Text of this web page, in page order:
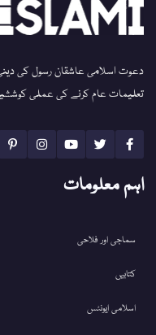
دعوت اسلامی عاشقان رسول کی
تعلیمات عام کرنے کی عملی
اہم معلومات
سماجی اور فلاحی
کتابیں
اسلامی ایونٹس